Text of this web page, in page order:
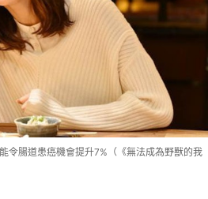
令腸道患癌機會提升7%（《無法成為野獸的我